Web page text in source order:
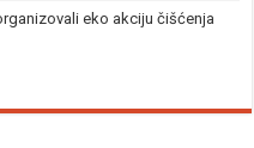
eko akciju čišćenja